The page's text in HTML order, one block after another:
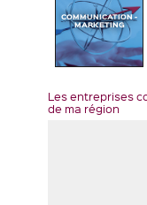
COMMUNICATION -
MARKETING
Les entreprises
de ma région